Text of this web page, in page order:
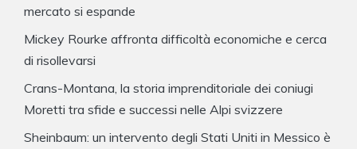
mercato si espande
Mickey Rourke affronta difficoltà economiche e cerca
di risollevarsi
Crans-Montana, la storia imprenditoriale dei coniugi
Moretti tra sfide e successi nelle Alpi svizzere
Sheinbaum: un intervento degli Stati Uniti in Messico è